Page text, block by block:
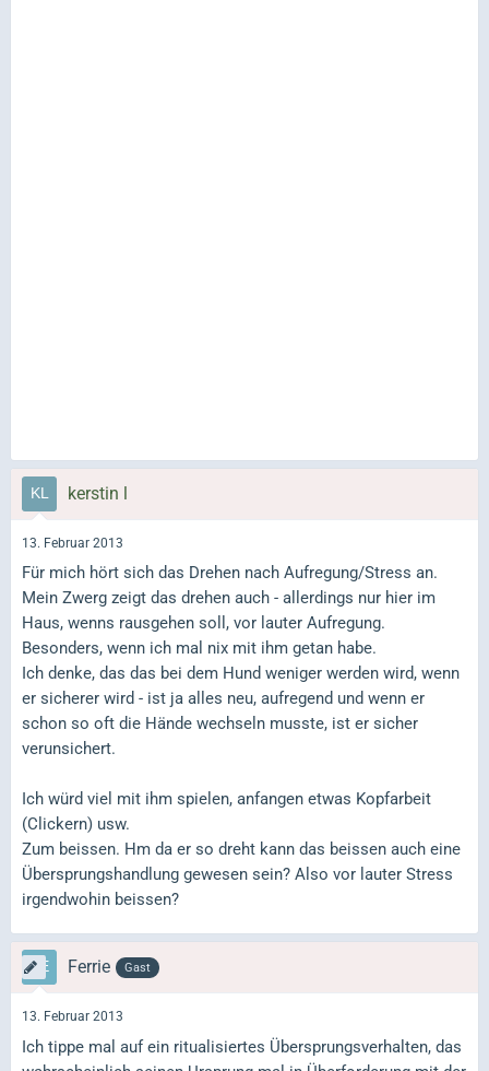
kerstin l
13. Februar 2013
Für mich hört sich das Drehen nach Aufregung/Stress an.
Mein Zwerg zeigt das drehen auch - allerdings nur hier im
Haus, wenns rausgehen soll, vor lauter Aufregung.
Besonders, wenn ich mal nix mit ihm getan habe.
Ich denke, das das bei dem Hund weniger werden wird, wenn
er sicherer wird - ist ja alles neu, aufregend und wenn er
schon so oft die Hände wechseln musste, ist er sicher
verunsichert.
Ich würd viel mit ihm spielen, anfangen etwas Kopfarbeit
(Clickern) usw.
Zum beissen. Hm da er so dreht kann das beissen auch eine
Übersprungshandlung gewesen sein? Also vor lauter Stress
irgendwohin beissen?
Ferrie Gast
13. Februar 2013
Ich tippe mal auf ein ritualisiertes Übersprungsverhalten, das